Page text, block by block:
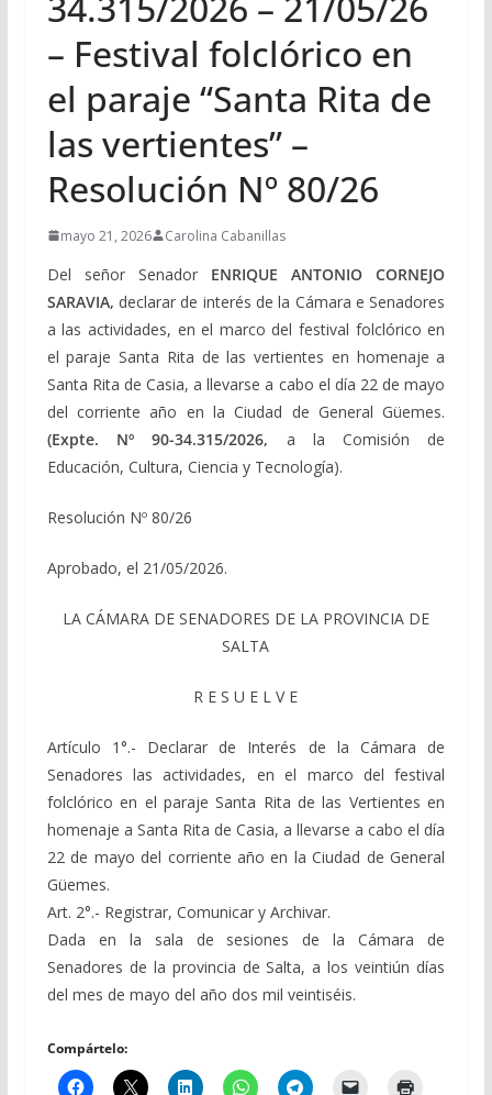
– Festival folclórico en
el paraje “Santa Rita de
las vertientes” –
Resolución Nº 80/26
mayo 21, 2026 Carolina Cabanillas
Del señor Senador ENRIQUE ANTONIO CORNEJO
SARAVIA, declarar de interés de la Cámara e Senadores
a las actividades, en el marco del festival folclórico en
el paraje Santa Rita de las vertientes en homenaje a
Santa Rita de Casia, a llevarse a cabo el día 22 de mayo
del corriente año en la Ciudad de General Güemes.
(Expte. Nº 90-34.315/2026, a la Comisión de
Educación, Cultura, Ciencia y Tecnología).
Resolución Nº 80/26
Aprobado, el 21/05/2026.
LA CÁMARA DE SENADORES DE LA PROVINCIA DE
SALTA
R E S U E L V E
Artículo 1°.- Declarar de Interés de la Cámara de
Senadores las actividades, en el marco del festival
folclórico en el paraje Santa Rita de las Vertientes en
homenaje a Santa Rita de Casia, a llevarse a cabo el día
22 de mayo del corriente año en la Ciudad de General
Güemes.
Art. 2°.- Registrar, Comunicar y Archivar.
Dada en la sala de sesiones de la Cámara de
Senadores de la provincia de Salta, a los veintiún días
del mes de mayo del año dos mil veintiséis.
Compártelo: